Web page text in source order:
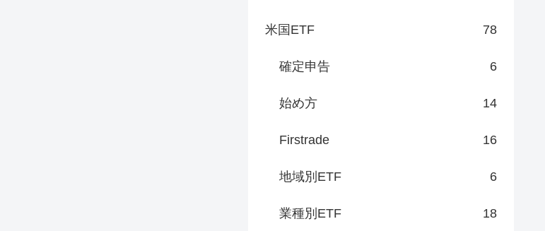
米国ETF 78
確定申告 6
始め方 14
Firstrade 16
地域別ETF 6
業種別ETF 18